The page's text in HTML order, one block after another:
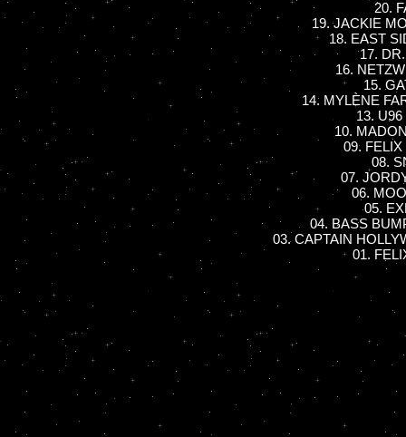
20.
19. JACKIE
18. EAST
17.
16.
15.
14. MYLÈNE
13.
10.
09.
08.
07.
06.
05.
04. BASS
03. CAPTAIN
01.